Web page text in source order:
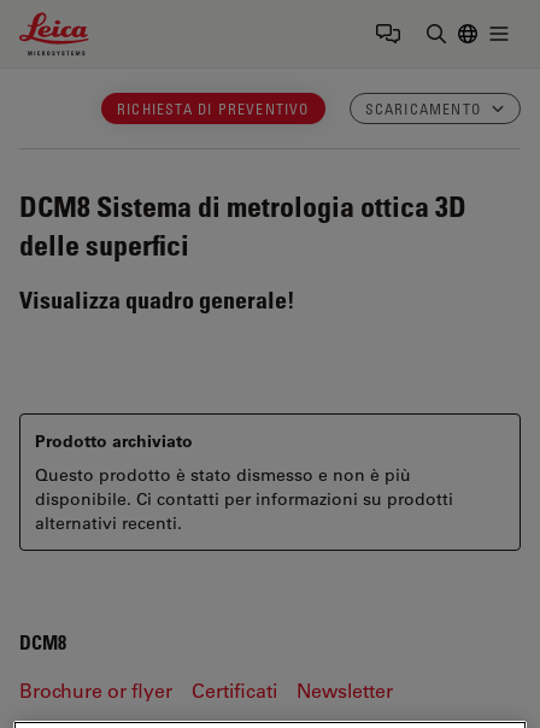
Leica Microsystems Logo
RICHIESTA DI PREVENTIVO SCARICAMENTO
DCM8 Sistema di metrologia ottica 3D
delle superfici
Visualizza quadro generale!
Prodotto archiviato
Questo prodotto è stato dismesso e non è più
disponibile. Ci contatti per informazioni su prodotti
alternativi recenti.
DCM8
Brochure or flyer Certificati
Newsletter